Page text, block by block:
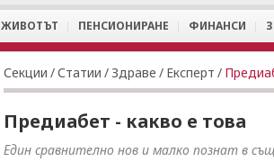
ЖИВОТЪТ ПЕНСИОНИРАНЕ ФИНАНСИ
Секции /Статии / Здраве / Експерт /
Предиабет - какво е това
Един сравнително нов и малко познат в